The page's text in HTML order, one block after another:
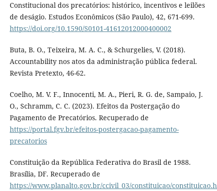
Constitucional dos precatórios: histórico, incentivos e leilões
de deságio. Estudos Econômicos (São Paulo), 42, 671-699.
https://doi.org/10.1590/S0101-41612012000400002
Buta, B. O., Teixeira, M. A. C., & Schurgelies, V. (2018).
Accountability nos atos da administração pública federal.
Revista Pretexto, 46-62.
Coelho, M. V. F., Innocenti, M. A., Pieri, R. G. de, Sampaio, J.
O., Schramm, C. C. (2023). Efeitos da Postergação do
Pagamento de Precatórios. Recuperado de
https://portal.fgv.br/efeitos-postergacao-pagamento-
precatorios
Constituição da República Federativa do Brasil de 1988.
Brasília, DF. Recuperado de
https://www.planalto.gov.br/ccivil_03/constituicao/